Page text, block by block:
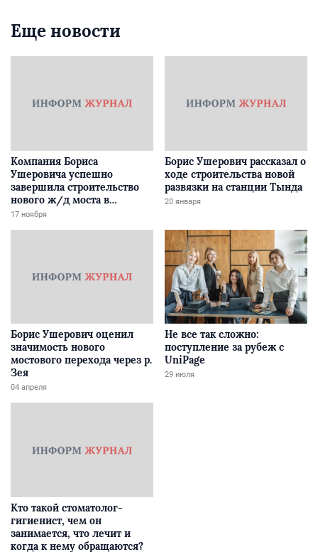
Еще новости
Компания Бориса
Ушеровича успешно
завершила строительство
нового ж/д моста в
Забайкалье
17 ноября
Борис Ушерович рассказал о
ходе строительства новой
развязки на станции Тында
20 января
Борис Ушерович оценил
значимость нового
мостового перехода через р.
Зея
04 апреля
Не все так сложно:
поступление за рубеж с
UniPage
29 июля
Кто такой стоматолог-
гигиенист, чем он
занимается, что лечит и
когда к нему обращаются?